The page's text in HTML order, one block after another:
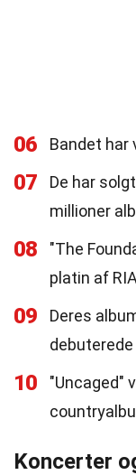
06 Bandet har
07
De har
millioner
08
"The
platin af
09
Deres
10
"Uncaged"
Koncerter